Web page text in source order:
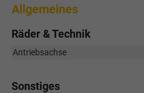
Allgemeines
Räder & Technik
Antriebsachse
Sonstiges